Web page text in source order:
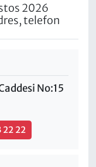
2026
telefon
No:15
22 22